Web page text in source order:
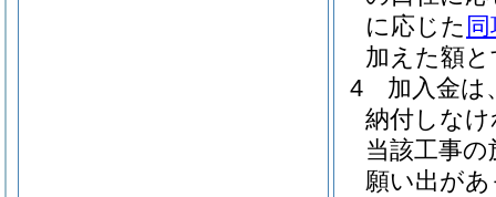
に応じた
加えた額
4
加入金は
納付しな
当該工事
願い出が